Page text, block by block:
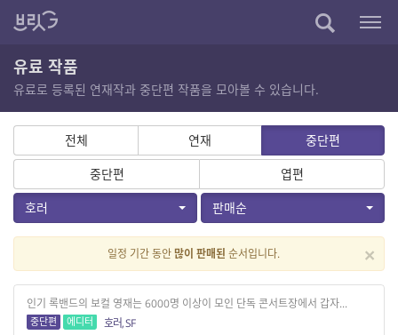
유료 작품
유료로 등록된 연재작과 중단편 작품을 모아볼 수 있습니다.
전체 연재
중단편
중단편
엽편
호러
판매순
×
일정 기간 동안많이 판매된 순서입니다.
인기 록밴드의 보컬 영재는 6000명 이상이 모인 단독 콘서트장에서 갑자...
중단편 에디터 호러, SF